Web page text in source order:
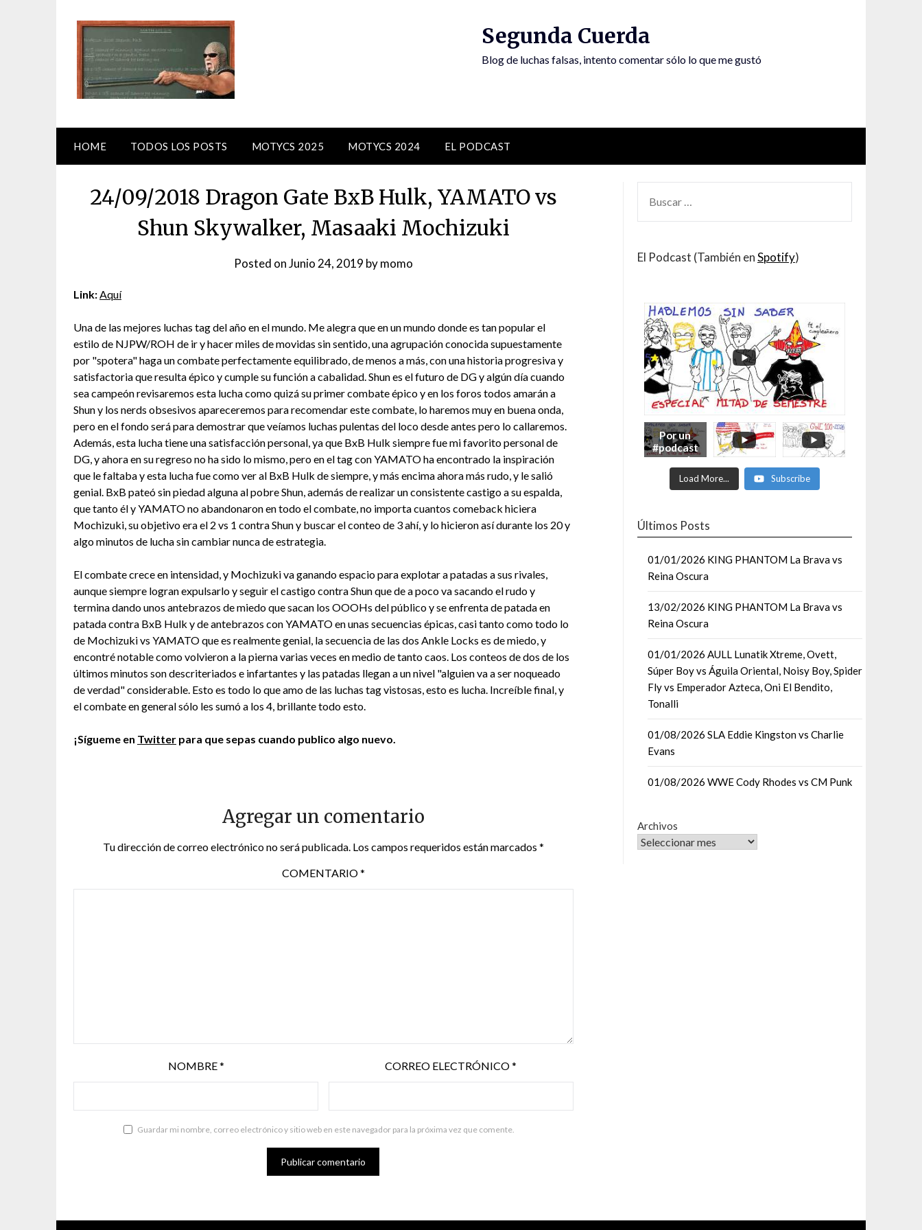
Segunda Cuerda
Blog de luchas falsas, intento comentar sólo lo que me gustó
HOME TODOS LOS POSTS MOTYCS 2025 MOTYCS 2024 EL PODCAST
24/09/2018 Dragon Gate BxB Hulk, YAMATO vs
Shun Skywalker, Masaaki Mochizuki
Posted onJunio 24, 2019 bymomo
Link:Aquí
Una de las mejores luchas tag del año en el mundo. Me alegra que en un mundo donde es tan popular el
estilo de NJPW/ROH de ir y hacer miles de movidas sin sentido, una agrupación conocida supuestamente
por "spotera" haga un combate perfectamente equilibrado, de menos a más, con una historia progresiva y
satisfactoria que resulta épico y cumple su función a cabalidad. Shun es el futuro de DG y algún día cuando
sea campeón revisaremos esta lucha como quizá su primer combate épico y en los foros todos amarán a
Shun y los nerds obsesivos apareceremos para recomendar este combate, lo haremos muy en buena onda,
pero en el fondo será para demostrar que veíamos luchas pulentas del loco desde antes pero lo callaremos.
Además, esta lucha tiene una satisfacción personal, ya que BxB Hulk siempre fue mi favorito personal de
DG, y ahora en su regreso no ha sido lo mismo, pero en el tag con YAMATO ha encontrado la inspiración
que le faltaba y esta lucha fue como ver al BxB Hulk de siempre, y más encima ahora más rudo, y le salió
genial. BxB pateó sin piedad alguna al pobre Shun, además de realizar un consistente castigo a su espalda,
que tanto él y YAMATO no abandonaron en todo el combate, no importa cuantos comeback hiciera
Mochizuki, su objetivo era el 2 vs 1 contra Shun y buscar el conteo de 3 ahí, y lo hicieron así durante los 20 y
algo minutos de lucha sin cambiar nunca de estrategia.
El combate crece en intensidad, y Mochizuki va ganando espacio para explotar a patadas a sus rivales,
aunque siempre logran expulsarlo y seguir el castigo contra Shun que de a poco va sacando el rudo y
termina dando unos antebrazos de miedo que sacan los OOOHs del público y se enfrenta de patada en
patada contra BxB Hulk y de antebrazos con YAMATO en unas secuencias épicas, casi tanto como todo lo
de Mochizuki vs YAMATO que es realmente genial, la secuencia de las dos Ankle Locks es de miedo, y
encontré notable como volvieron a la pierna varias veces en medio de tanto caos. Los conteos de dos de los
últimos minutos son descriteriados e infartantes y las patadas llegan a un nivel "alguien va a ser noqueado
de verdad" considerable. Esto es todo lo que amo de las luchas tag vistosas, esto es lucha. Increíble final, y
el combate en general sólo les sumó a los 4, brillante todo esto.
¡Sígueme en Twitter para que sepas cuando publico algo nuevo.
Agregar un comentario
Tu dirección de correo electrónico no será publicada. Los campos requeridos están marcados *
COMENTARIO*
NOMBRE* CORREO ELECTRÓNICO*
Guardar mi nombre, correo electrónico y sitio web en este navegador para la próxima vez que comente.
POR:
El Podcast (También enSpotify)
Por un
#podcast
con más
Moonsaul
ts #93:
MITAD
DE AÑO
Load More... Subscribe
Últimos Posts
01/01/2026 KING PHANTOM La Brava vs
Reina Oscura
13/02/2026 KING PHANTOM La Brava vs
Reina Oscura
01/01/2026 AULL Lunatik Xtreme, Ovett,
Súper Boy vs Águila Oriental, Noisy Boy, Spider
Fly vs Emperador Azteca, Oni El Bendito,
Tonalli
01/08/2026 SLA Eddie Kingston vs Charlie
Evans
01/08/2026 WWE Cody Rhodes vs CM Punk
Archivos